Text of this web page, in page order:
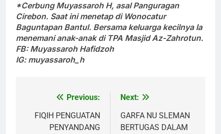
*Cerbung Muyassaroh H, asal Panguragan
Cirebon. Saat ini menetap di Wonocatur
Baguntapan Bantul. Bersama keluarga kecilnya Ia
menemani anak-anak di TPA Masjid Az-Zahrotun.
FB: Muyassaroh Hafidzoh
IG: muyassaroh_h
navigation
Previous:
FIQIH PENGUATAN
PENYANDANG
Next:
GARFA NU SLEMAN
BERTUGAS DALAM